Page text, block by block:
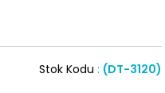
(DT-3120)
Stok Kodu